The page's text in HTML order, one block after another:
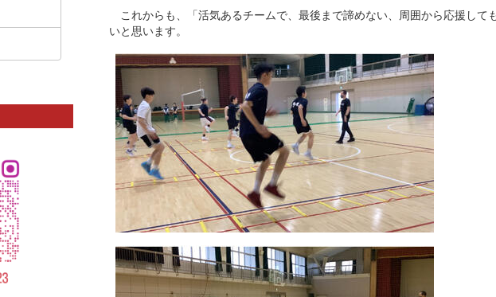
これからも、「活気あるチームで、最後まで諦めない、周囲から応援して
いと思います。